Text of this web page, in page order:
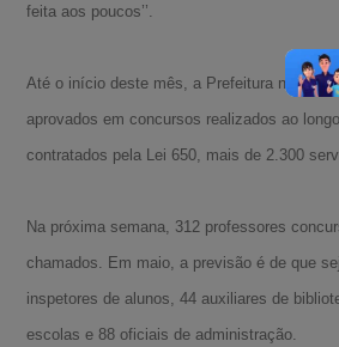
feita aos poucos’’.
Até o início deste mês, a Prefeitura nomeou
aprovados em concursos realizados ao
contratados pela Lei 650, mais de 2.300
Na próxima semana, 312 professores
chamados. Em maio, a previsão é de que
inspetores de alunos, 44 auxiliares de
escolas e 88 oficiais de administração.